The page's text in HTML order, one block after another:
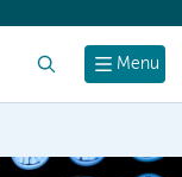
Menu